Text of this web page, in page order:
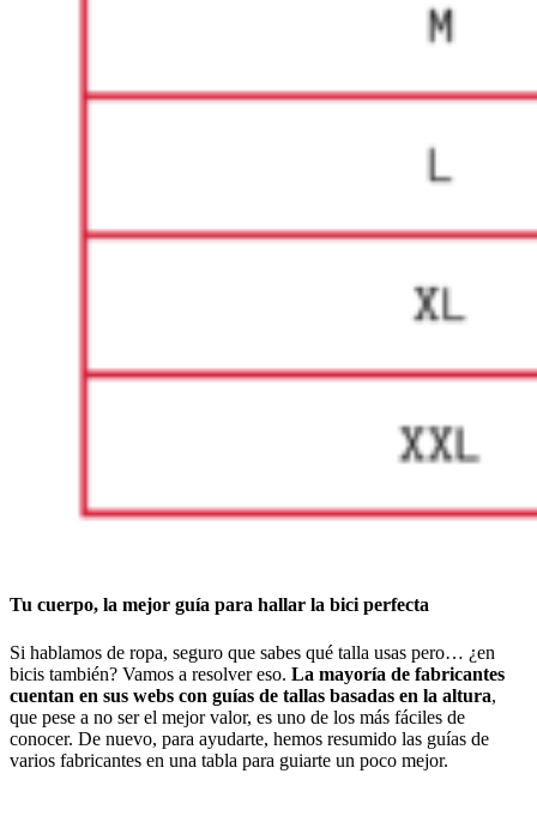
Tu cuerpo, la mejor guía para hallar la bici perfecta
Si hablamos de ropa, seguro que sabes qué talla usas pero… ¿en
bicis también? Vamos a resolver eso. La mayoría de fabricantes
cuentan en sus webs con guías de tallas basadas en la altura,
que pese a no ser el mejor valor, es uno de los más fáciles de
conocer. De nuevo, para ayudarte, hemos resumido las guías de
varios fabricantes en una tabla para guiarte un poco mejor.